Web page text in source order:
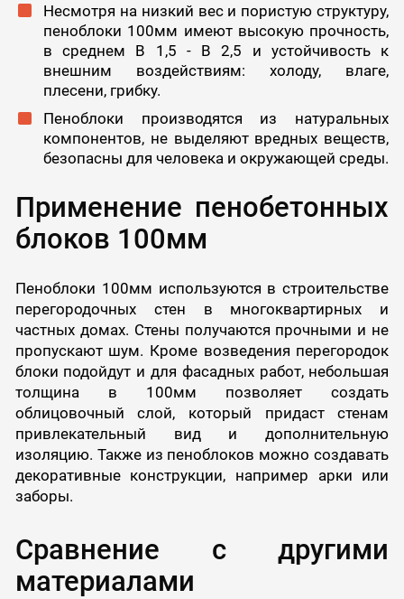
Несмотря на низкий вес и пористую структуру,
пеноблоки 100мм имеют высокую прочность,
в среднем B 1,5 - B 2,5 и устойчивость к
внешним воздействиям: холоду, влаге,
плесени, грибку.
Пеноблоки производятся из натуральных
компонентов, не выделяют вредных веществ,
безопасны для человека и окружающей среды.
Применение пенобетонных
блоков 100мм
Пеноблоки 100мм используются в строительстве
перегородочных стен в многоквартирных и
частных домах. Стены получаются прочными и не
пропускают шум. Кроме возведения перегородок
блоки подойдут и для фасадных работ, небольшая
толщина в 100мм позволяет создать
облицовочный слой, который придаст стенам
привлекательный вид и дополнительную
изоляцию. Также из пеноблоков можно создавать
декоративные конструкции, например арки или
заборы.
Сравнение с другими
материалами